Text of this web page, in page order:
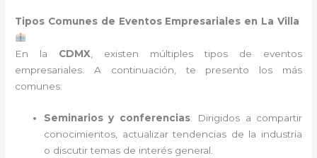
Tipos Comunes de Eventos Empresariales en La Villa
En la CDMX , existen múltiples tipos de eventos
empresariales. A continuación, te presento los más
comunes:
Seminarios y conferencias: Dirigidos a compartir
conocimientos, actualizar tendencias de la industria
o discutir temas de interés general.